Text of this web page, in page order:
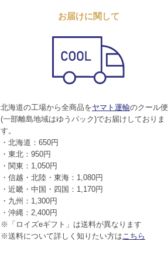
お届けに関して
北海道の工場から全商品をヤマト運輸のクール便
(一部離島地域はゆうパック)でお届けしておりま
す。
・北海道：650円
・東北：950円
・関東：1,050円
・信越・北陸・東海：1,080円
・近畿・中国・四国：1,170円
・九州：1,300円
・沖縄：2,400円
※「ロイズeギフト」は送料が異なります
※送料について詳しく知りたい方はこちら